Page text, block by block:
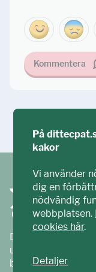
Kommentera
Ditt ECPAT har
unga. Vi är en del
På
kakor
Vi använder
dig en
nödvändig
webbplatsen.
cookies här.
Detaljer